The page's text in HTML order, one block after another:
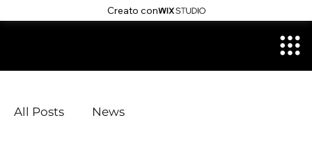
Creato con
All Posts News